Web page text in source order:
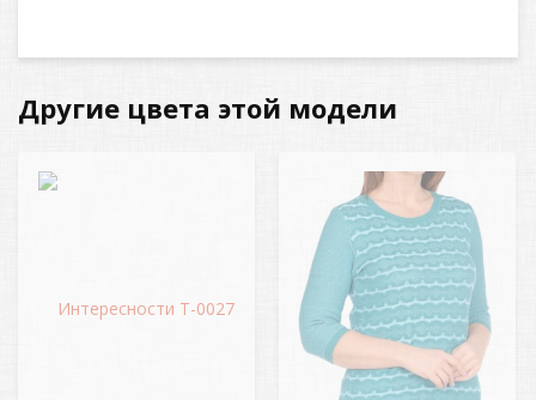
Другие цвета этой модели